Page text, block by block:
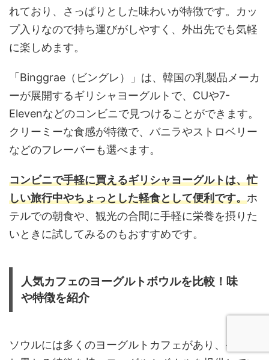
れており、さっぱりとした味わいが特徴です。カッ
プ入りなので持ち運びがしやすく、外出先でも気軽
に楽しめます。
「Binggrae（ビングレ）」は、韓国の乳製品メーカ
ーが展開するギリシャヨーグルトで、CUや7-
Elevenなどのコンビニで見つけることができます。
クリーミーな食感が特徴で、バニラやストロベリー
などのフレーバーも選べます。
コンビニで手軽に買えるギリシャヨーグルトは、忙
しい旅行中やちょっとした軽食として便利です。ホ
テルでの朝食や、観光の合間に手軽に栄養を摂りた
いときに試してみるのもおすすめです。
人気カフェのヨーグルトボウルを比較！味
や特徴を紹介
ソウルには多くのヨーグルトカフェがあり、それぞ